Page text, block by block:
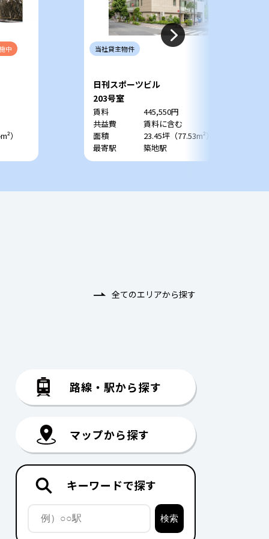
中
）
当社貸主物件
日刊スポーツビル
203号室
賃料
445,550円
共益費
賃料に含む
面積
23.45坪（77.53m²）
最寄駅
築地駅
全てのエリアから探す
路線・駅から探す
マップから探す
キーワードで探す